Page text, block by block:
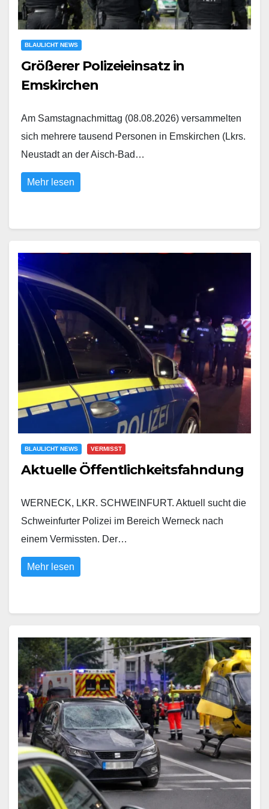
BLAULICHT NEWS
Größerer Polizeieinsatz in
Emskirchen
Am Samstagnachmittag (08.08.2026) versammelten
sich mehrere tausend Personen in Emskirchen (Lkrs.
Neustadt an der Aisch-Bad…
Mehr lesen
BLAULICHT NEWS VERMISST
Aktuelle Öffentlichkeitsfahndung
WERNECK, LKR. SCHWEINFURT. Aktuell sucht die
Schweinfurter Polizei im Bereich Werneck nach
einem Vermissten. Der…
Mehr lesen